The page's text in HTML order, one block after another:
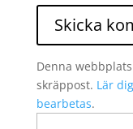
Denna
skräppost. Lär
bearbetas.